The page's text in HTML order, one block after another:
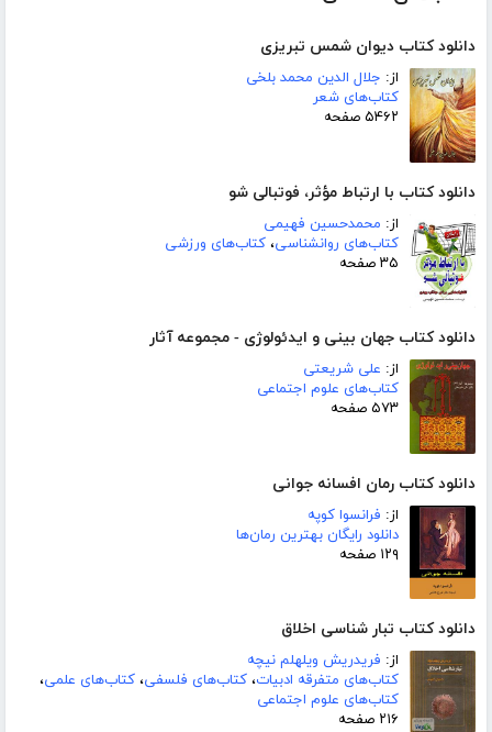
دانلود کتاب دیوان شمس تبریزی
از: جلال الدین محمد بلخی
کتاب‌های شعر
۵۴۶۲ صفحه
دانلود کتاب با ارتباط مؤثر، فوتبالی شو
از: محمدحسین فهیمی
کتاب‌های روانشناسی، کتاب‌های ورزشی
۳۵ صفحه
دانلود کتاب جهان بینی و ایدئولوژی - مجموعه آثار
از: علی شریعتی
کتاب‌های علوم اجتماعی
۵۷۳ صفحه
دانلود کتاب رمان افسانه جوانی
از: فرانسوا کوپه
دانلود رایگان بهترین رمان‌ها
۱۲۹ صفحه
دانلود کتاب تبار شناسی اخلاق
از: فریدریش ویلهلم نیچه
کتاب‌های متفرقه ادبیات، کتاب‌های فلسفی، کتاب‌های علمی،
کتاب‌های علوم اجتماعی
۲۱۶ صفحه